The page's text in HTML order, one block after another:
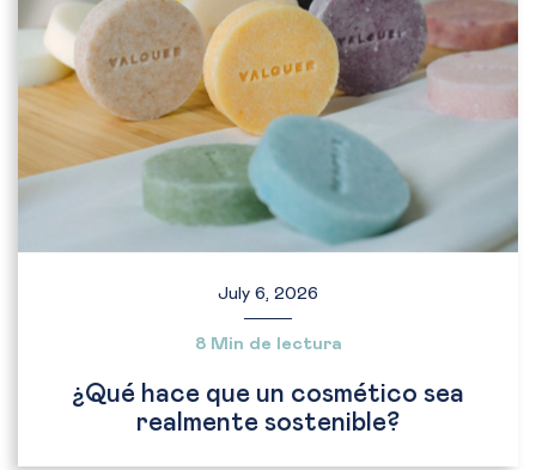
July 6, 2026
8 Min de lectura
¿Qué hace que un cosmético sea
realmente sostenible?